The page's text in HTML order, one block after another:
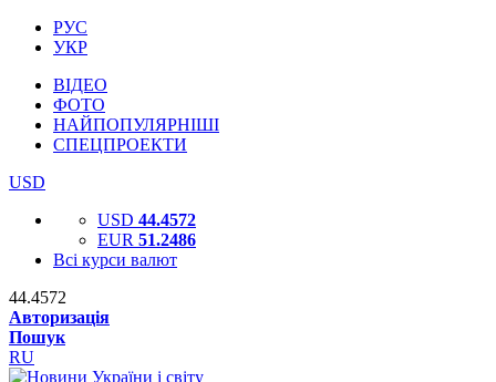
РУС
УКР
ВІДЕО
ФОТО
НАЙПОПУЛЯРНІШІ
СПЕЦПРОЕКТИ
USD
USD 44.4572
EUR 51.2486
Всі курси валют
44.4572
Авторизація
Пошук
RU